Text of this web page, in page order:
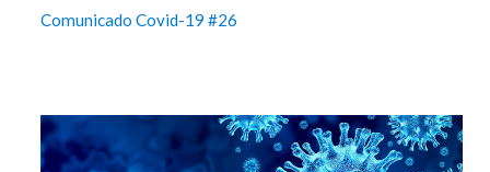
Comunicado Covid-19 #26